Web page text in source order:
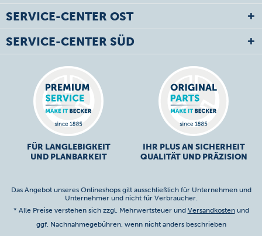
SERVICE-CENTER OST
SERVICE-CENTER SÜD
FÜR LANGLEBIGKEIT
UND PLANBARKEIT
IHR PLUS AN SICHERHEIT
QUALITÄT UND PRÄZISION
Das Angebot unseres Onlineshops gilt ausschließlich für Unternehmen und
Unternehmer und nicht für Verbraucher.
* Alle Preise verstehen sich zzgl. Mehrwertsteuer und Versandkostenund
ggf. Nachnahmegebühren, wenn nicht anders beschrieben